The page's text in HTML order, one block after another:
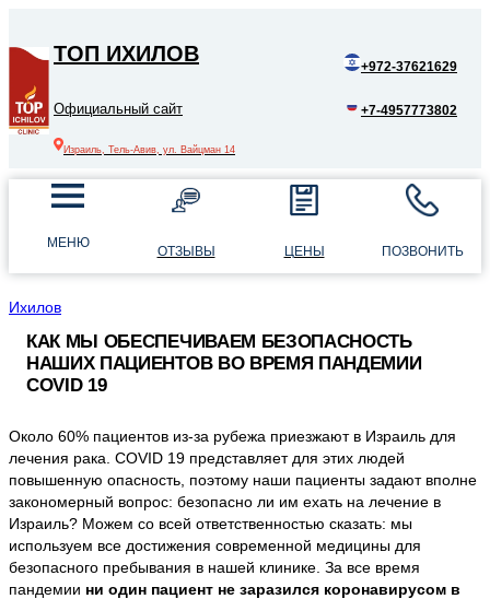
ТОП ИХИЛОВ
Официальный сайт
Израиль, Тель-Авив, ул. Вайцман 14
+972-37621629
+7-4957773802
МЕНЮ
ОТЗЫВЫ ЦЕНЫ ПОЗВОНИТЬ
Ихилов
КАК МЫ ОБЕСПЕЧИВАЕМ БЕЗОПАСНОСТЬ
НАШИХ ПАЦИЕНТОВ ВО ВРЕМЯ ПАНДЕМИИ
COVID 19
Около 60% пациентов из-за рубежа приезжают в Израиль для
лечения рака. COVID 19 представляет для этих людей
повышенную опасность, поэтому наши пациенты задают вполне
закономерный вопрос: безопасно ли им ехать на лечение в
Израиль? Можем со всей ответственностью сказать: мы
используем все достижения современной медицины для
безопасного пребывания в нашей клинике. За все время
пандемии ни один пациент не заразился коронавирусом в